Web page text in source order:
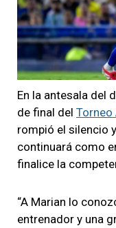
En la antesala del
de final del Torneo
rompió el silencio
continuará como
finalice la
“A Marian lo
entrenador y una